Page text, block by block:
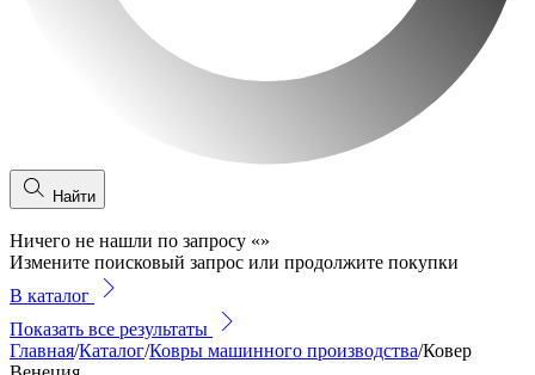
Найти
Ничего не нашли по запросу «»
Измените поисковый запрос или продолжите покупки
В каталог
Показать все результаты
Главная/Каталог/Ковры машинного производства/Ковер